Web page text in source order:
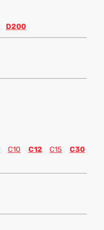
D200
C10 C12 C15
C30